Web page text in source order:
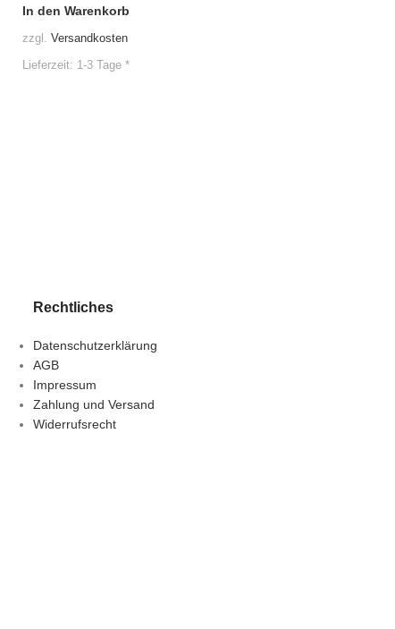
In den Warenkorb
zzgl. Versandkosten
Lieferzeit: 1-3 Tage *
Rechtliches
Datenschutzerklärung
AGB
Impressum
Zahlung und Versand
Widerrufsrecht